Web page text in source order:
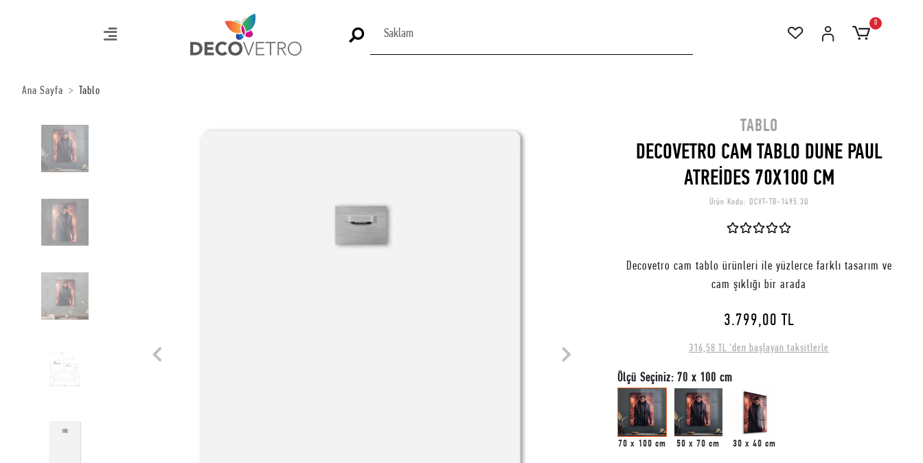
0
Ana Sayfa Tablo
TABLO
DECOVETRO CAM TABLO DUNE PAUL
ATREİDES 70X100 CM
Ürün Kodu: DCVT-TB-1495.3Q
Decovetro cam tablo ürünleri ile yüzlerce farklı tasarım ve
cam şıklığı bir arada
3.799,00 TL
316,58 TL 'den başlayan taksitlerle
Ölçü Seçiniz: 70 x 100 cm
70 x 100 cm 50 x 70 cm 30 x 40 cm